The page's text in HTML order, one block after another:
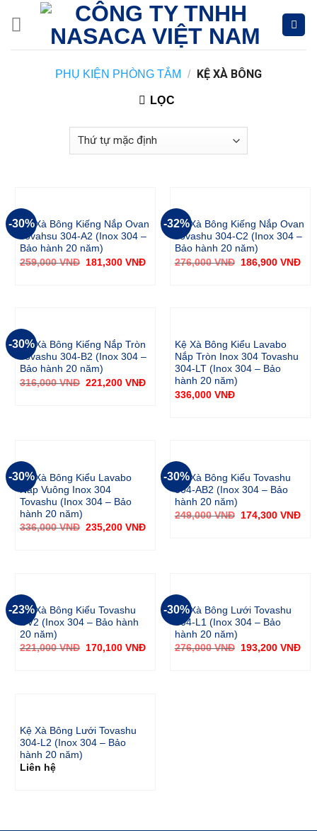
PHỤ KIỆN PHÒNG TẮM / KỆ XÀ BÔNG
LỌC
-30%
Kệ Xà Bông Kiếng Nắp Ovan
Tovahsu 304-A2 (Inox 304 –
Bảo hành 20 năm)
259,000VNĐ 181,300 VNĐ
-32%
Kệ Xà Bông Kiếng Nắp Ovan
Tovashu 304-C2 (Inox 304 –
Bảo hành 20 năm)
276,000VNĐ 186,900 VNĐ
-30%
Kệ Xà Bông Kiếng Nắp Tròn
Tovashu 304-B2 (Inox 304 –
Bảo hành 20 năm)
316,000VNĐ 221,200 VNĐ
Kệ Xà Bông Kiểu Lavabo
Nắp Tròn Inox 304 Tovashu
304-LT (Inox 304 – Bảo
hành 20 năm)
336,000 VNĐ
-30%
Kệ Xà Bông Kiểu Lavabo
Nắp Vuông Inox 304
Tovashu (Inox 304 – Bảo
hành 20 năm)
336,000VNĐ 235,200 VNĐ
-30%
Kệ Xà Bông Kiểu Tovashu
304-AB2 (Inox 304 – Bảo
hành 20 năm)
249,000VNĐ 174,300 VNĐ
-23%
Kệ Xà Bông Kiểu Tovashu
CV2 (Inox 304 – Bảo hành
20 năm)
221,000VNĐ 170,100 VNĐ
-30%
Kệ Xà Bông Lưới Tovashu
304-L1 (Inox 304 – Bảo
hành 20 năm)
276,000VNĐ 193,200 VNĐ
Kệ Xà Bông Lưới Tovashu
304-L2 (Inox 304 – Bảo
hành 20 năm)
Liên hệ